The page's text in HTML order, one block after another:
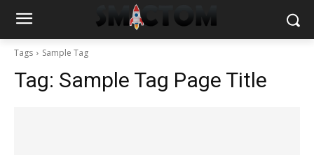
Tags Sample Tag
Tag: Sample Tag Page Title